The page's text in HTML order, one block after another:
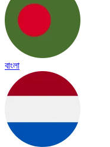
বাংলা